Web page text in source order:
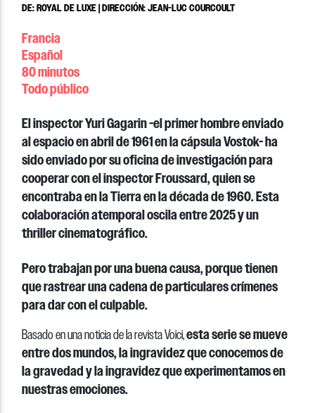
DE: ROYAL DE LUXE | DIRECCIÓN: JEAN-LUC COURCOULT
Francia
Español
80 minutos
Todo público
El inspector Yuri Gagarin -el primer hombre enviado
al espacio en abril de 1961 en la cápsula Vostok- ha
sido enviado por su oficina de investigación para
cooperar con el inspector Froussard, quien se
encontraba en la Tierra en la década de 1960. Esta
colaboración atemporal oscila entre 2025 y un
thriller cinematográfico.
Pero trabajan por una buena causa, porque tienen
que rastrear una cadena de particulares crímenes
para dar con el culpable.
Basado en una noticia de la revista Voici,esta serie se mueve
entre dos mundos, la ingravidez que conocemos de
la gravedad y la ingravidez que experimentamos en
nuestras emociones.